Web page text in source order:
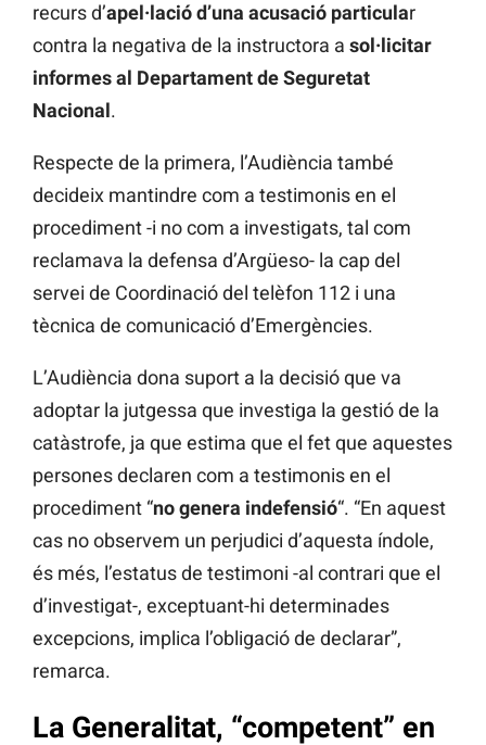
recurs d’apel·lació d’una acusació particular
contra la negativa de la instructora a sol·licitar
informes al Departament de Seguretat
Nacional.
Respecte de la primera, l’Audiència també
decideix mantindre com a testimonis en el
procediment -i no com a investigats, tal com
reclamava la defensa d’Argüeso- la cap del
servei de Coordinació del telèfon 112 i una
tècnica de comunicació d’Emergències.
L’Audiència dona suport a la decisió que va
adoptar la jutgessa que investiga la gestió de la
catàstrofe, ja que estima que el fet que aquestes
persones declaren com a testimonis en el
procediment “no genera indefensió“. “En aquest
cas no observem un perjudici d’aquesta índole,
és més, l’estatus de testimoni -al contrari que el
d’investigat-, exceptuant-hi determinades
excepcions, implica l’obligació de declarar”,
remarca.
La Generalitat, “competent” en